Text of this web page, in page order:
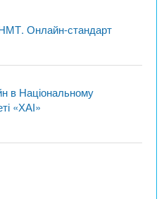
Онлайн-стандарт
в Національному
«ХАІ»